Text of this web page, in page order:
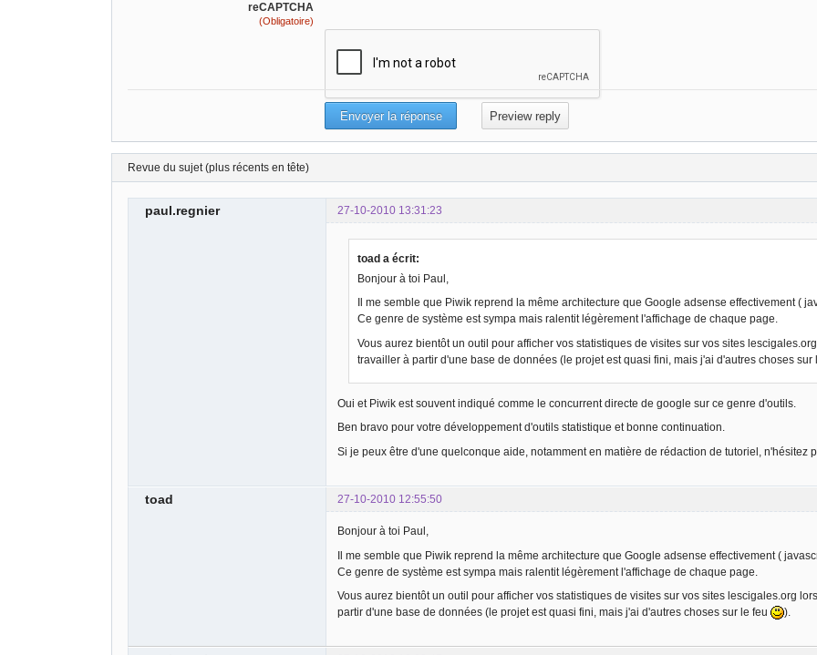
reCAPTCHA
(Obligatoire)
Revue du sujet (plus récents en tête)
paul.regnier 27-10-2010 13:31:23
toad a écrit:
Bonjour à toi Paul,
Il me semble que Piwik reprend la même architecture que Google adsense effectivement (
Ce genre de système est sympa mais ralentit légèrement l'affichage de chaque page.
Vous aurez bientôt un outil pour afficher vos statistiques de visites sur vos sites
travailler à partir d'une base de données (le projet est quasi fini, mais j'ai d'autres choses
Oui et Piwik est souvent indiqué comme le concurrent directe de google sur ce genre d'outils.
Ben bravo pour votre développement d'outils statistique et bonne continuation.
Si je peux être d'une quelconque aide, notamment en matière de rédaction de tutoriel, n'hésitez
toad 27-10-2010 12:55:50
Bonjour à toi Paul,
Il me semble que Piwik reprend la même architecture que Google adsense effectivement (
Ce genre de système est sympa mais ralentit légèrement l'affichage de chaque page.
Vous aurez bientôt un outil pour afficher vos statistiques de visites sur vos sites lescigales.org
partir d'une base de données (le projet est quasi fini, mais j'ai d'autres choses sur le feu
).